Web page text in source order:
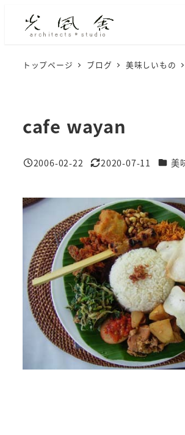
トップページ ブログ 美味しいもの
cafe wayan
投稿日
2006-02-22
更新日
2020-07-11 カテ美